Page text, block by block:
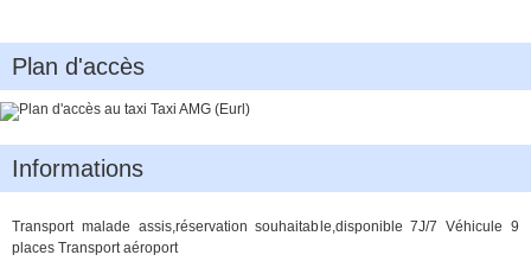
Plan d'accès
Informations
Transport malade assis,réservation souhaitable,disponible 7J/7 Véhicule 9
places Transport aéroport